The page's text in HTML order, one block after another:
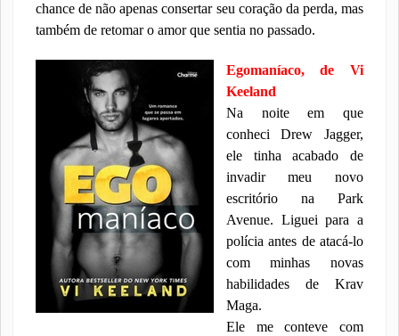
chance de não apenas consertar seu coração da perda, mas
também de retomar o amor que sentia no passado.
Egomaníaco, de Vi
Keeland
Na noite em que
conheci Drew Jagger,
ele tinha acabado de
invadir meu novo
escritório na Park
Avenue. Liguei para a
polícia antes de atacá-lo
com minhas novas
habilidades de Krav
Maga.
Ele me conteve com